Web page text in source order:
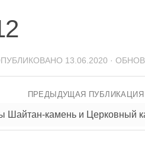
13.06.2020 ·
ПРЕДЫДУЩАЯ ПУБЛИКАЦИЯ
Шайтан-камень и Церковный